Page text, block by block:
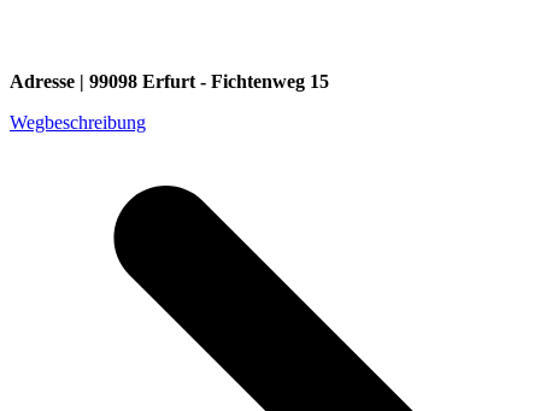
Adresse | 99098 Erfurt - Fichtenweg 15
Wegbeschreibung